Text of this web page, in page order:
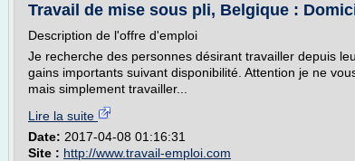
Travail de mise sous pli, Belgique :
Description de l'offre d'emploi
Je recherche des personnes désirant travailler depuis
gains importants suivant disponibilité. Attention je ne
mais simplement travailler...
Lire la suite
Date: 2017-04-08 01:16:31
Site : http://www.travail-emploi.com